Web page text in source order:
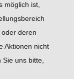
möglich ist,
deren
Aktionen nicht
uns bitte,